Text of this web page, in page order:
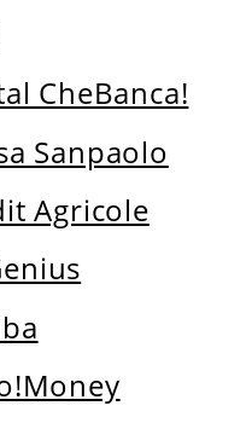
CheBanca!
Sanpaolo
Agricole